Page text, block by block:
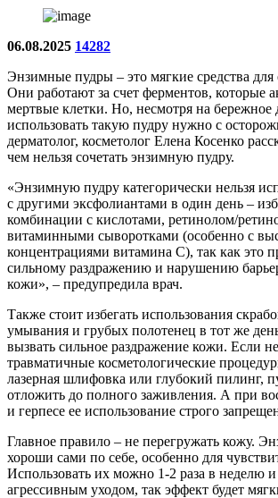
06.08.2025 14282
Энзимные пудры – это мягкие средства
Они работают за счет ферментов, которые
мертвые клетки. Но, несмотря на бережное
использовать такую пудру нужно с
дерматолог, косметолог Елена Косенко
чем нельзя сочетать энзимную пудру.
«Энзимную пудру категорически нельзя
с другими эксфолиантами в один день –
комбинации с кислотами, ретинолом/
витаминными сыворотками (особенно с
концентрациями витамина С), так как это
сильному раздражению и нарушению
кожи», – предупредила врач.
Также стоит избегать использования
умывания и грубых полотенец в тот же
вызвать сильное раздражение кожи. Если
травматичные косметологические
лазерная шлифовка или глубокий пилинг,
отложить до полного заживления. А при
и герпесе ее использование строго
Главное правило – не перегружать кожу.
хороши сами по себе, особенно для
Использовать их можно 1-2 раза в неделю и
агрессивным уходом, так эффект будет